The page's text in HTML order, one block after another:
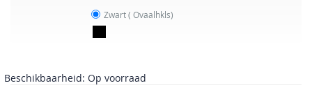
Zwart( Ovaalhkls)
Beschikbaarheid: Op voorraad